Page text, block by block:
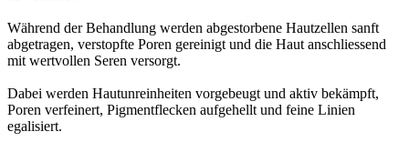
Während der Behandlung werden abgestorbene Hautzellen sanft
abgetragen, verstopfte Poren gereinigt und die Haut anschliessend
mit wertvollen Seren versorgt.
Dabei werden Hautunreinheiten vorgebeugt und aktiv bekämpft,
Poren verfeinert, Pigmentflecken aufgehellt und feine Linien
egalisiert.